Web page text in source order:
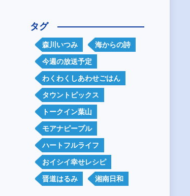
タグ
森川いつみ 海からの詩
今週の放送予定
わくわくしあわせごはん
タウントピックス
トークイン葉山
モアナピープル
ハートフルライフ
おイシイ幸せレシピ
晋道はるみ 湘南日和